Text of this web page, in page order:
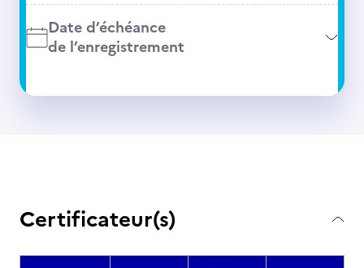
Date d’échéance
de l’enregistrement
Certificateur(s)